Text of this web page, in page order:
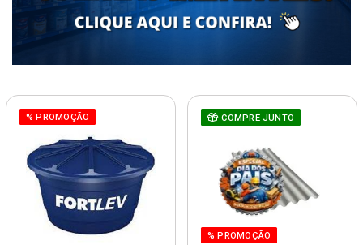
% PROMOÇÃO COMPRE JUNTO
% PROMOÇÃO